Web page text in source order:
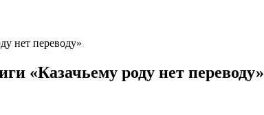
нет переводу»
«Казачьему роду нет переводу»